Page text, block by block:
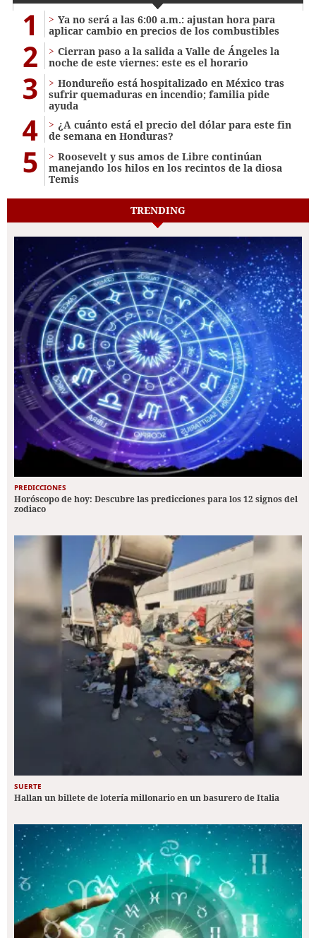
1
Ya no será a las 6:00 a.m.: ajustan hora para
aplicar cambio en precios de los combustibles
2
Cierran paso a la salida a Valle de Ángeles la
noche de este viernes: este es el horario
3
Hondureño está hospitalizado en México tras
sufrir quemaduras en incendio; familia pide
ayuda
4
¿A cuánto está el precio del dólar para este fin
de semana en Honduras?
5
Roosevelt y sus amos de Libre continúan
manejando los hilos en los recintos de la diosa
Temis
TRENDING
PREDICCIONES
Horóscopo de hoy: Descubre las predicciones para los 12 signos del
zodiaco
SUERTE
Hallan un billete de lotería millonario en un basurero de Italia